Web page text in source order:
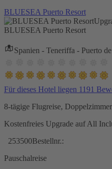
BLUESEA Puerto Resort
BLUESEA Puerto Resort
Spanien - Teneriffa - Puerto
Für dieses Hotel liegen 1191
8-tägige Flugreise,
Kostenfreies Upgrade auf All
253500Bestellnr.:
Pauschalreise